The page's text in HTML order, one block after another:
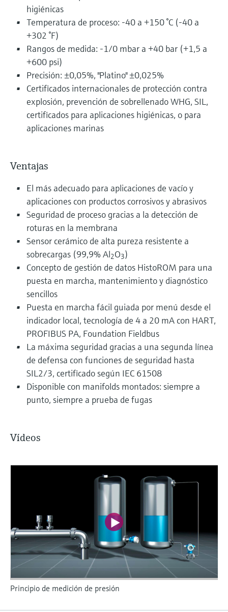
higiénicas
Temperatura de proceso: -40 a +150 °C (-40 a
+302 °F)
Rangos de medida: -1/0 mbar a +40 bar (+1,5 a
+600 psi)
Precisión: ±0,05%, "Platino" ±0,025%
Certificados internacionales de protección contra
explosión, prevención de sobrellenado WHG, SIL,
certificados para aplicaciones higiénicas, o para
aplicaciones marinas
Ventajas
El más adecuado para aplicaciones de vacío y
aplicaciones con productos corrosivos y abrasivos
Seguridad de proceso gracias a la detección de
roturas en la membrana
Sensor cerámico de alta pureza resistente a
sobrecargas (99,9% Al2O3)
Concepto de gestión de datos HistoROM para una
puesta en marcha, mantenimiento y diagnóstico
sencillos
Puesta en marcha fácil guiada por menú desde el
indicador local, tecnología de 4 a 20 mA con HART,
PROFIBUS PA, Foundation Fieldbus
La máxima seguridad gracias a una segunda línea
de defensa con funciones de seguridad hasta
SIL2/3, certificado según IEC 61508
Disponible con manifolds montados: siempre a
punto, siempre a prueba de fugas
Vídeos
Principio de medición de presión